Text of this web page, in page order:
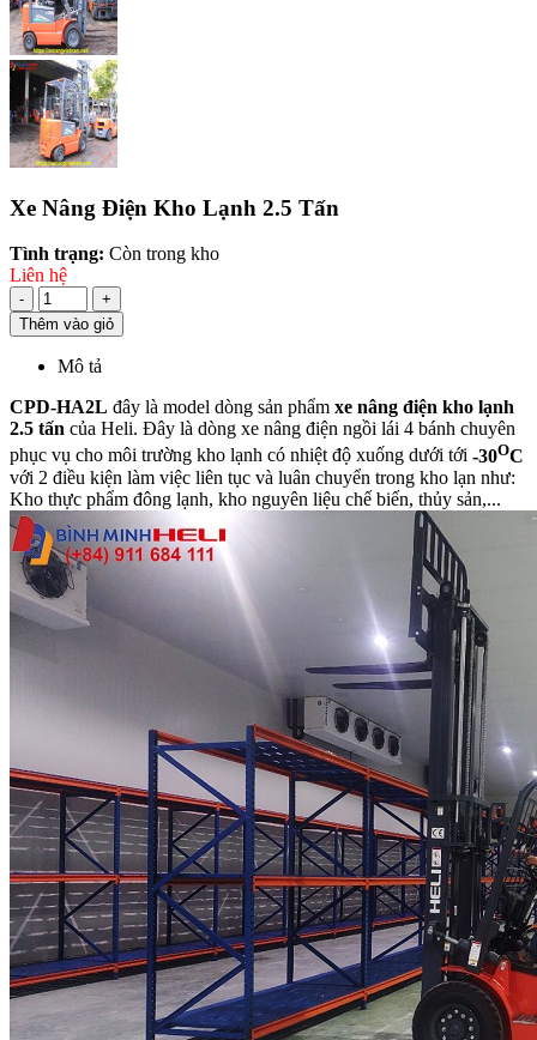
Xe Nâng Điện Kho Lạnh 2.5 Tấn
Tình trạng: Còn trong kho
Liên hệ
-
+
Thêm vào giỏ
Mô tả
CPD-HA2L đây là model dòng sản phẩm xe nâng điện kho lạnh
2.5 tấn của Heli. Đây là dòng xe nâng điện ngồi lái 4 bánh chuyên
phục vụ cho môi trường kho lạnh có nhiệt độ xuống dưới tới -30OC
với 2 điều kiện làm việc liên tục và luân chuyển trong kho lạn như:
Kho thực phẩm đông lạnh, kho nguyên liệu chế biến, thủy sản,...